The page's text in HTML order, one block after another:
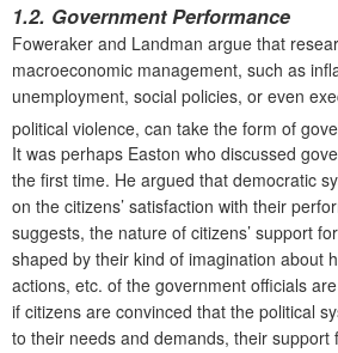
1.2. Government Performance
Foweraker and Landman argue that
macroeconomic management, such as
unemployment, social policies, or even
political violence, can take the form of
It was perhaps Easton who discussed
the first time. He argued that democratic
on the citizens’ satisfaction with their
suggests, the nature of citizens’ support
shaped by their kind of imagination about
actions, etc. of the government officials
if citizens are convinced that the political
to their needs and demands, their support